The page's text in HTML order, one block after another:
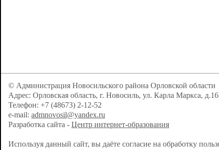
© Администрация Новосильского района Орловской области
Адрес: Орловская область, г. Новосиль, ул. Карла Маркса, д.16
Телефон: +7 (48673) 2-12-52
e-mail: admnovosil@yandex.ru
Разработка сайта - Центр интернет-образования
Используя данный сайт, вы даёте согласие на обработку